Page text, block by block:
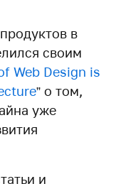
в
своим
Web Design is
” о том,
уже
и